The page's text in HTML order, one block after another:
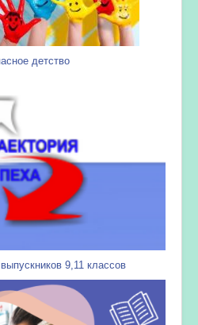
детство
9,11 классов